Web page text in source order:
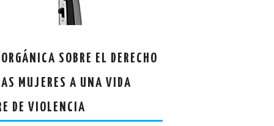
SOBRE EL DERECHO
MUJERES A UNA VIDA
DE VIOLENCIA